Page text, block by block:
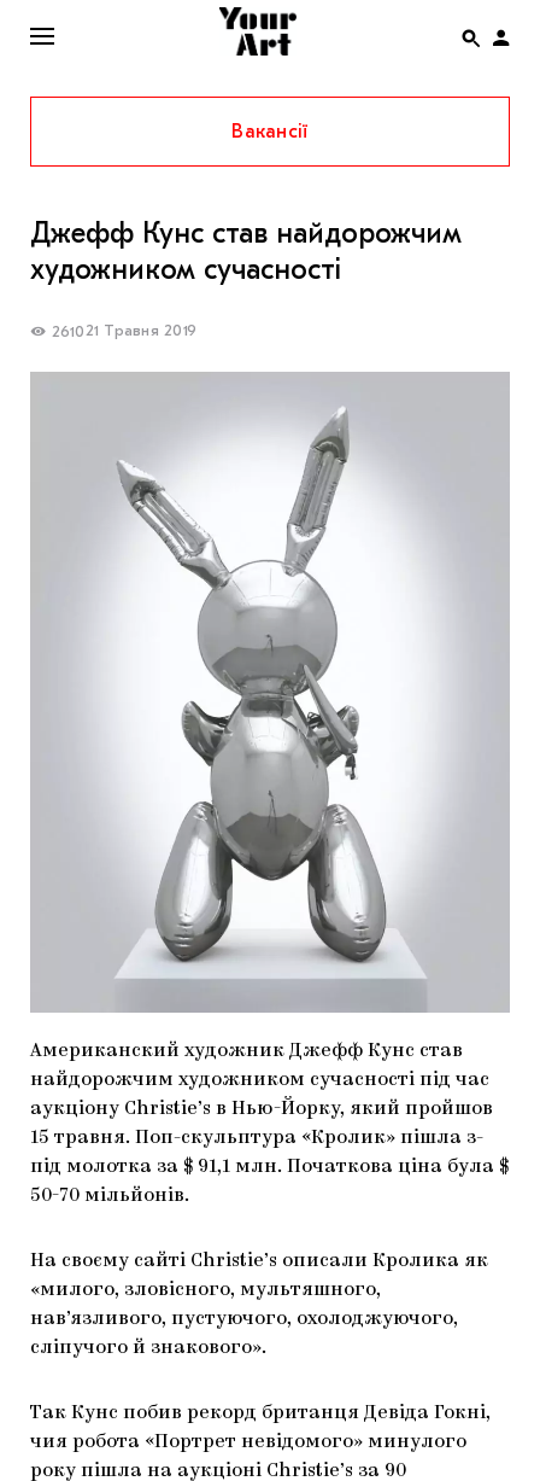
ENG
НОВИНИ
ІНТЕРВ’Ю
СПЕЦПРОЄКТИ
THE UKRAINIAN PAVILION AT VENICE BIENNALE
МАРІУПОЛЬСЬКІ МАРГІНАЛІЇ
ДОСЛІДНИЦЬКА ПЛАТФОРМА
ЗАПАЛЕННЯ
CARPATHIAN CULT ПРО РІЗДВЯНІ СВЯТА
Вакансії
Джефф Кунс став найдорожчим
художником сучасності
2610 21 Травня 2019
Американский художник Джефф Кунс став
найдорожчим художником сучасності під час
аукціону Christie’s в Нью-Йорку, який пройшов
15 травня. Поп-скульптура «Кролик» пішла з-
під молотка за $ 91,1 млн. Початкова ціна була $
50-70 мільйонів.
На своєму сайті Christie’s описали Кролика як
«милого, зловісного, мультяшного,
нав’язливого, пустуючого, охолоджуючого,
сліпучого й знакового».
Так Кунс побив рекорд британця Девіда Гокні,
чия робота «Портрет невідомого» минулого
року пішла на аукціоні Christie’s за 90